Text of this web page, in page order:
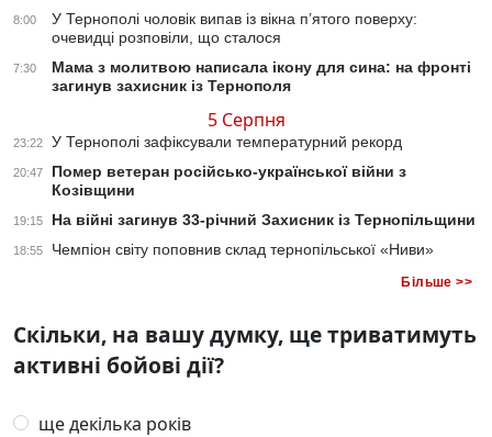
8:00
У Тернополі чоловік випав із вікна п’ятого поверху:
очевидці розповіли, що сталося
7:30
Мама з молитвою написала ікону для сина: на фронті
загинув захисник із Тернополя
5 Серпня
23:22 У Тернополі зафіксували температурний рекорд
20:47
Помер ветеран російсько-української війни з
Козівщини
19:15 На війні загинув 33-річний Захисник із Тернопільщини
18:55 Чемпіон світу поповнив склад тернопільської «Ниви»
Більше >>
Скільки, на вашу думку, ще триватимуть
активні бойові дії?
ще декілька років